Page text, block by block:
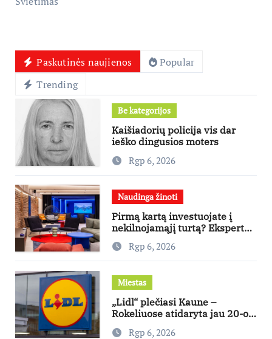
Paskutinės naujienos
Popular
Trending
Be kategorijos
Kaišiadorių policija vis dar
ieško dingusios moters
Rgp 6, 2026
Naudinga žinoti
Pirmą kartą investuojate į
nekilnojamąjį turtą? Ekspertas
pataria, kaip pasirinkti būstą,
kuris generuos grąžą
Rgp 6, 2026
Miestas
„Lidl“ plečiasi Kaune –
Rokeliuose atidaryta jau 20-oji
parduotuvė mieste
Rgp 6, 2026